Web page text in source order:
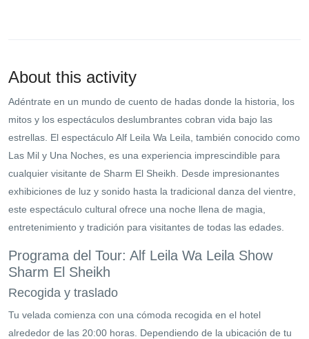
About this activity
Adéntrate en un mundo de cuento de hadas donde la historia, los
mitos y los espectáculos deslumbrantes cobran vida bajo las
estrellas. El espectáculo Alf Leila Wa Leila, también conocido como
Las Mil y Una Noches, es una experiencia imprescindible para
cualquier visitante de Sharm El Sheikh. Desde impresionantes
exhibiciones de luz y sonido hasta la tradicional danza del vientre,
este espectáculo cultural ofrece una noche llena de magia,
entretenimiento y tradición para visitantes de todas las edades.
Programa del Tour: Alf Leila Wa Leila Show
Sharm El Sheikh
Recogida y traslado
Tu velada comienza con una cómoda recogida en el hotel
alrededor de las 20:00 horas. Dependiendo de la ubicación de tu